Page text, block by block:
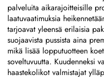
palveluita aikarajoitteisille
laatuvaatimuksia
tarjoavat yleensä erilaisia
suojaavista pussista aina
mikä lisää lopputuotteen
soveltuvuutta. Kuudenneksi
haastekolikot valmistajat